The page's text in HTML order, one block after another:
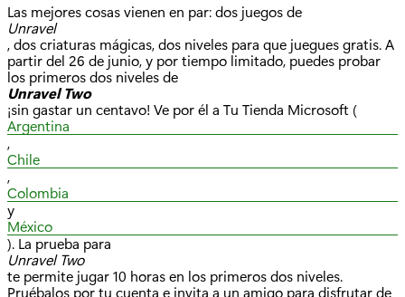
:
Las mejores cosas vienen en par: dos juegos de
Unravel
, dos criaturas mágicas, dos niveles para que juegues gratis. A
partir del 26 de junio, y por tiempo limitado, puedes probar
los primeros dos niveles de
Unravel Two
¡sin gastar un centavo! Ve por él a Tu Tienda Microsoft (
Argentina
,
Chile
,
Colombia
y
México
). La prueba para
Unravel Two
te permite jugar 10 horas en los primeros dos niveles.
Pruébalos por tu cuenta e invita a un amigo para disfrutar de